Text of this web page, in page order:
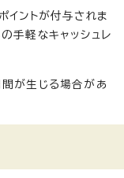
イントが付与されま
手軽なキャッシュレ
間が生じる場合があ